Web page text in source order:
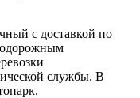
с доставкой по
службы. В